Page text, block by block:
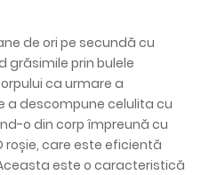
de ori pe secundă cu
grăsimile prin bulele
ca urmare a
a descompune celulita cu
o din corp împreună cu
roșie, care este eficientă
este o caracteristică